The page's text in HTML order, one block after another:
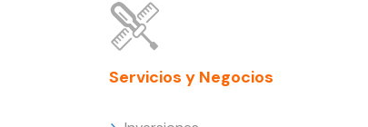
Servicios y Negocios